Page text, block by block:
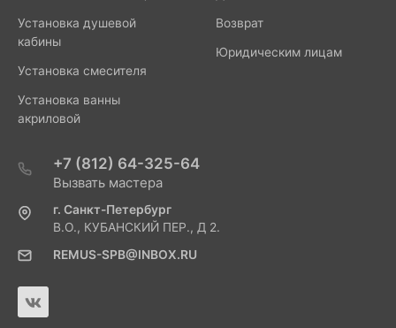
Установка душевой
кабины
Установка смесителя
Установка ванны
акриловой
Возврат
Юридическим лицам
+7 (812) 64-325-64
Вызвать мастера
г. Санкт-Петербург
В.О., КУБАНСКИЙ ПЕР., Д 2.
REMUS-SPB@INBOX.RU